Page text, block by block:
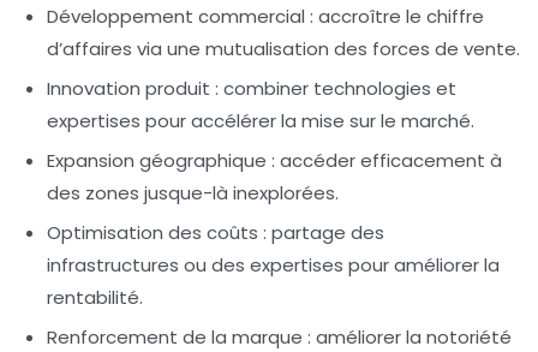
Développement commercial : accroître le chiffre
d’affaires via une mutualisation des forces de vente.
Innovation produit : combiner technologies et
expertises pour accélérer la mise sur le marché.
Expansion géographique : accéder efficacement à
des zones jusque-là inexplorées.
Optimisation des coûts : partage des
infrastructures ou des expertises pour améliorer la
rentabilité.
Renforcement de la marque : améliorer la notoriété